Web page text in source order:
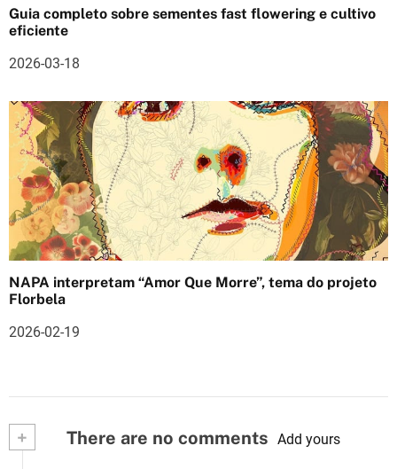
Guia completo sobre sementes fast flowering e cultivo
eficiente
2026-03-18
NAPA interpretam “Amor Que Morre”, tema do projeto
Florbela
2026-02-19
+ There are no comments Add yours